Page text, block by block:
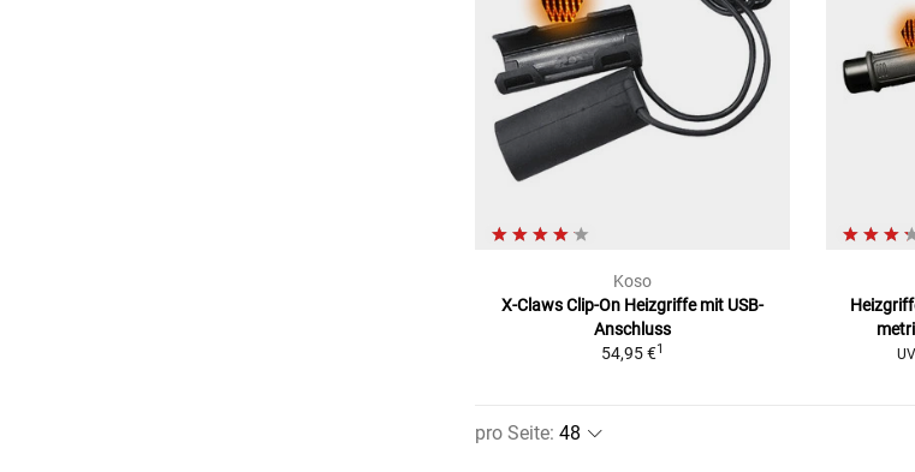
Koso
X-Claws Clip-On Heizgriffe mit USB-
Anschluss
54,95 €1
pro Seite: